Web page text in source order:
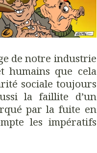
de notre industrie
humains que cela
sociale toujours
la faillite d’un
par la fuite en
les impératifs